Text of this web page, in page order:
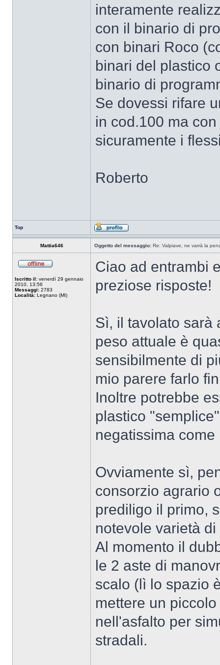
interamente
con il binario di
con binari Roco
binari del plastico
binario di
Se dovessi rifare
in cod.100 ma
sicuramente i
Roberto
Top
Mattia646 Oggetto del messaggio: Re: Valpiave, ne varrà la
Iscritto il: venerdì 29 gennaio
2010, 13:56
Messaggi: 2783
Località: Legnano (MI)
Ciao ad entrambi
preziose risposte!
Sì, il tavolato sarà
peso attuale è
sensibilmente di
mio parere farlo
Inoltre potrebbe
plastico
negatissima
Ovviamente sì,
consorzio agrario
prediligo il primo,
notevole varietà
Al momento il
le 2 aste di
scalo (lì lo spazio
mettere un
nell'asfalto per
stradali.